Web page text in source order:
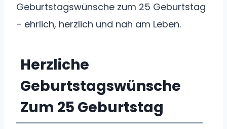
Geburtstagswünsche zum 25 Geburtstag
– ehrlich, herzlich und nah am Leben.
Herzliche
Geburtstagswünsche
Zum 25 Geburtstag